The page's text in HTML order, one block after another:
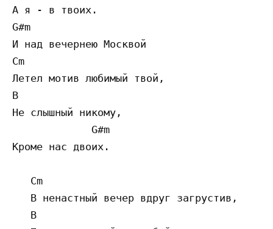
А я - в твоих.
G#m
И над вечернею Москвой
Cm
Летел мотив любимый твой,
B
Не слышный никому,
             G#m
Кроме нас двоих.
   Cm
   В ненастный вечер вдруг загрустив,
   B